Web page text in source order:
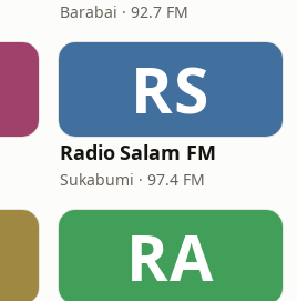
Barabai · 92.7 FM
RS
Radio Salam FM
Sukabumi · 97.4 FM
RA